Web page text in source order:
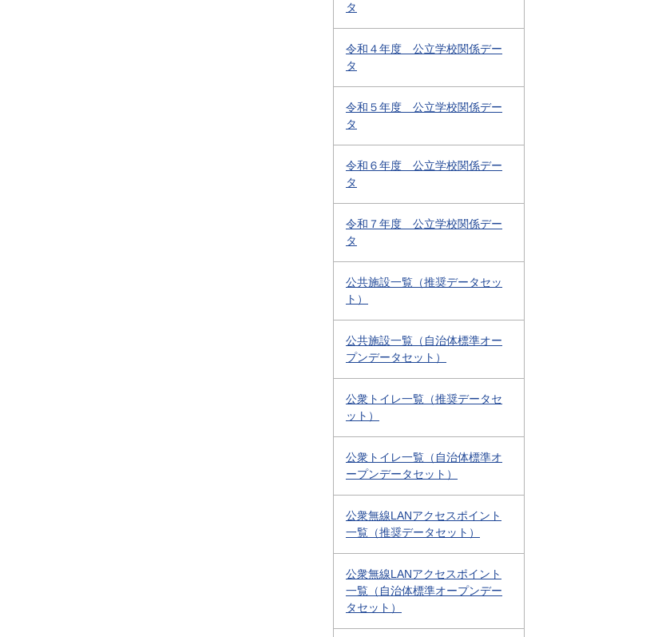
タ
令和４年度 公立学校関係デー
タ
令和５年度 公立学校関係デー
タ
令和６年度 公立学校関係デー
タ
令和７年度 公立学校関係デー
タ
公共施設一覧（推奨データセッ
ト）
公共施設一覧（自治体標準オー
プンデータセット）
公衆トイレ一覧（推奨データセ
ット）
公衆トイレ一覧（自治体標準オ
ープンデータセット）
公衆無線LANアクセスポイント
一覧（推奨データセット）
公衆無線LANアクセスポイント
一覧（自治体標準オープンデー
タセット）